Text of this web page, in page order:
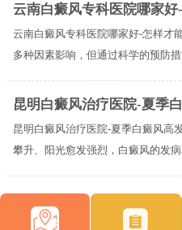
云南白癜风专科医院哪家
云南白癜风专科医院哪家好-怎样才
多种因素影响，但通过科学的预防措
昆明白癜风治疗医院-夏季
昆明白癜风治疗医院-夏季白癜风高
攀升、阳光愈发强烈，白癜风的发病